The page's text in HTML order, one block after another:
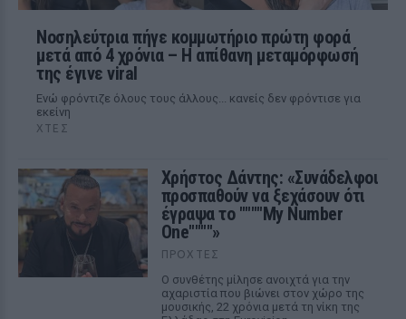
Νοσηλεύτρια πήγε κομμωτήριο πρώτη φορά
μετά από 4 χρόνια – Η απίθανη μεταμόρφωσή
της έγινε viral
Ενώ φρόντιζε όλους τους άλλους... κανείς δεν φρόντισε για
εκείνη
ΧΤΕΣ
Χρήστος Δάντης: «Συνάδελφοι
προσπαθούν να ξεχάσουν ότι
έγραψα το """"My Number
One""""»
ΠΡΟΧΤΈΣ
Ο συνθέτης μίλησε ανοιχτά για την
αχαριστία που βιώνει στον χώρο της
μουσικής, 22 χρόνια μετά τη νίκη της